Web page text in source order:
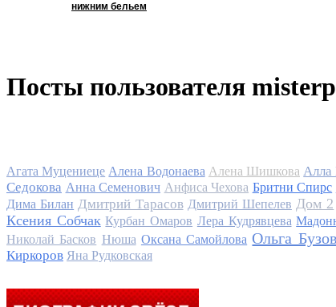
нижним бельем
Посты пользователя
Агата Муцениеце Алена Водонаева Алена Шишкова Алла
Седокова Анна Семенович Анфиса Чехова Бритни Спирс
Дима Билан Дмитрий Тарасов Дмитрий Шепелев Дом 2
Ксения Собчак Курбан Омаров Лера Кудрявцева
Николай Басков Нюша Оксана Самойлова Ольга
Киркоров Яна Рудковская